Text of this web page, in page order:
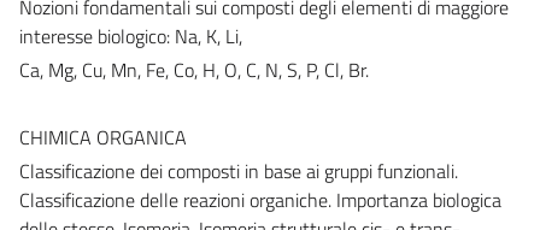
Nozioni fondamentali sui composti degli elementi di maggiore
interesse biologico: Na, K, Li,
Ca, Mg, Cu, Mn, Fe, Co, H, O, C, N, S, P, Cl, Br.
CHIMICA ORGANICA
Classificazione dei composti in base ai gruppi funzionali.
Classificazione delle reazioni organiche. Importanza biologica